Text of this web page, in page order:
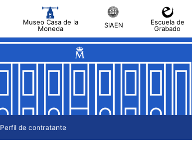
Museo Casa de la
Moneda
SIAEN
Escuela de
Grabado
Perfil de contratante